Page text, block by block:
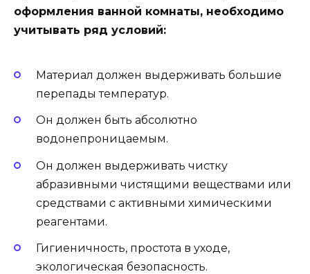
оформления ванной комнаты, необходимо
учитывать ряд условий:
Материал должен выдерживать большие
перепады температур.
Он должен быть абсолютно
водонепроницаемым.
Он должен выдерживать чистку
абразивными чистящими веществами или
средствами с активными химическими
реагентами.
Гигиеничность, простота в уходе,
экологическая безопасность.